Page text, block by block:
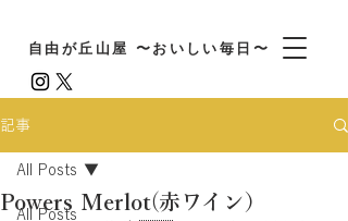
自由が丘山屋 〜おいしい毎日〜
記事
All Posts
All Posts
Powers Merlot(赤ワイン）